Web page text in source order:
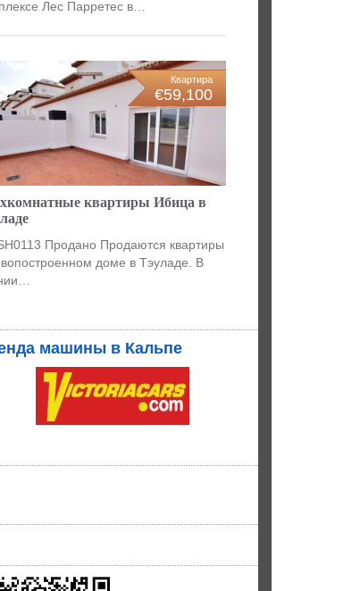
Лес Парретес в…
Квартира
€59,100
квартиры Ибица в
Продано Продаются квартиры
доме в Тэуладе. В
машины в Кальпе